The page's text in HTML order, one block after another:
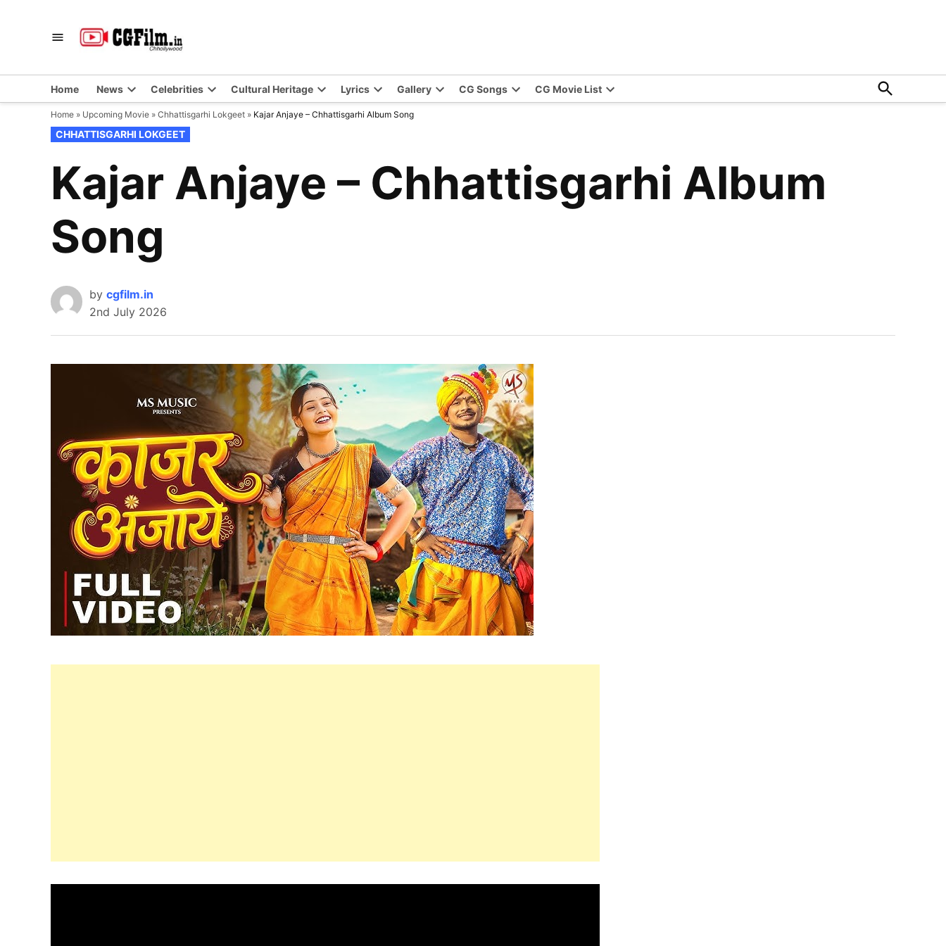
Home News Celebrities Cultural Heritage Lyrics Gallery CG Songs CG Movie List
Open
Search
Home » Upcoming Movie » Chhattisgarhi Lokgeet » Kajar Anjaye – Chhattisgarhi Album Song
POSTED
IN
CHHATTISGARHI LOKGEET
Kajar Anjaye – Chhattisgarhi Album
Song
by cgfilm.in
2nd July 2026